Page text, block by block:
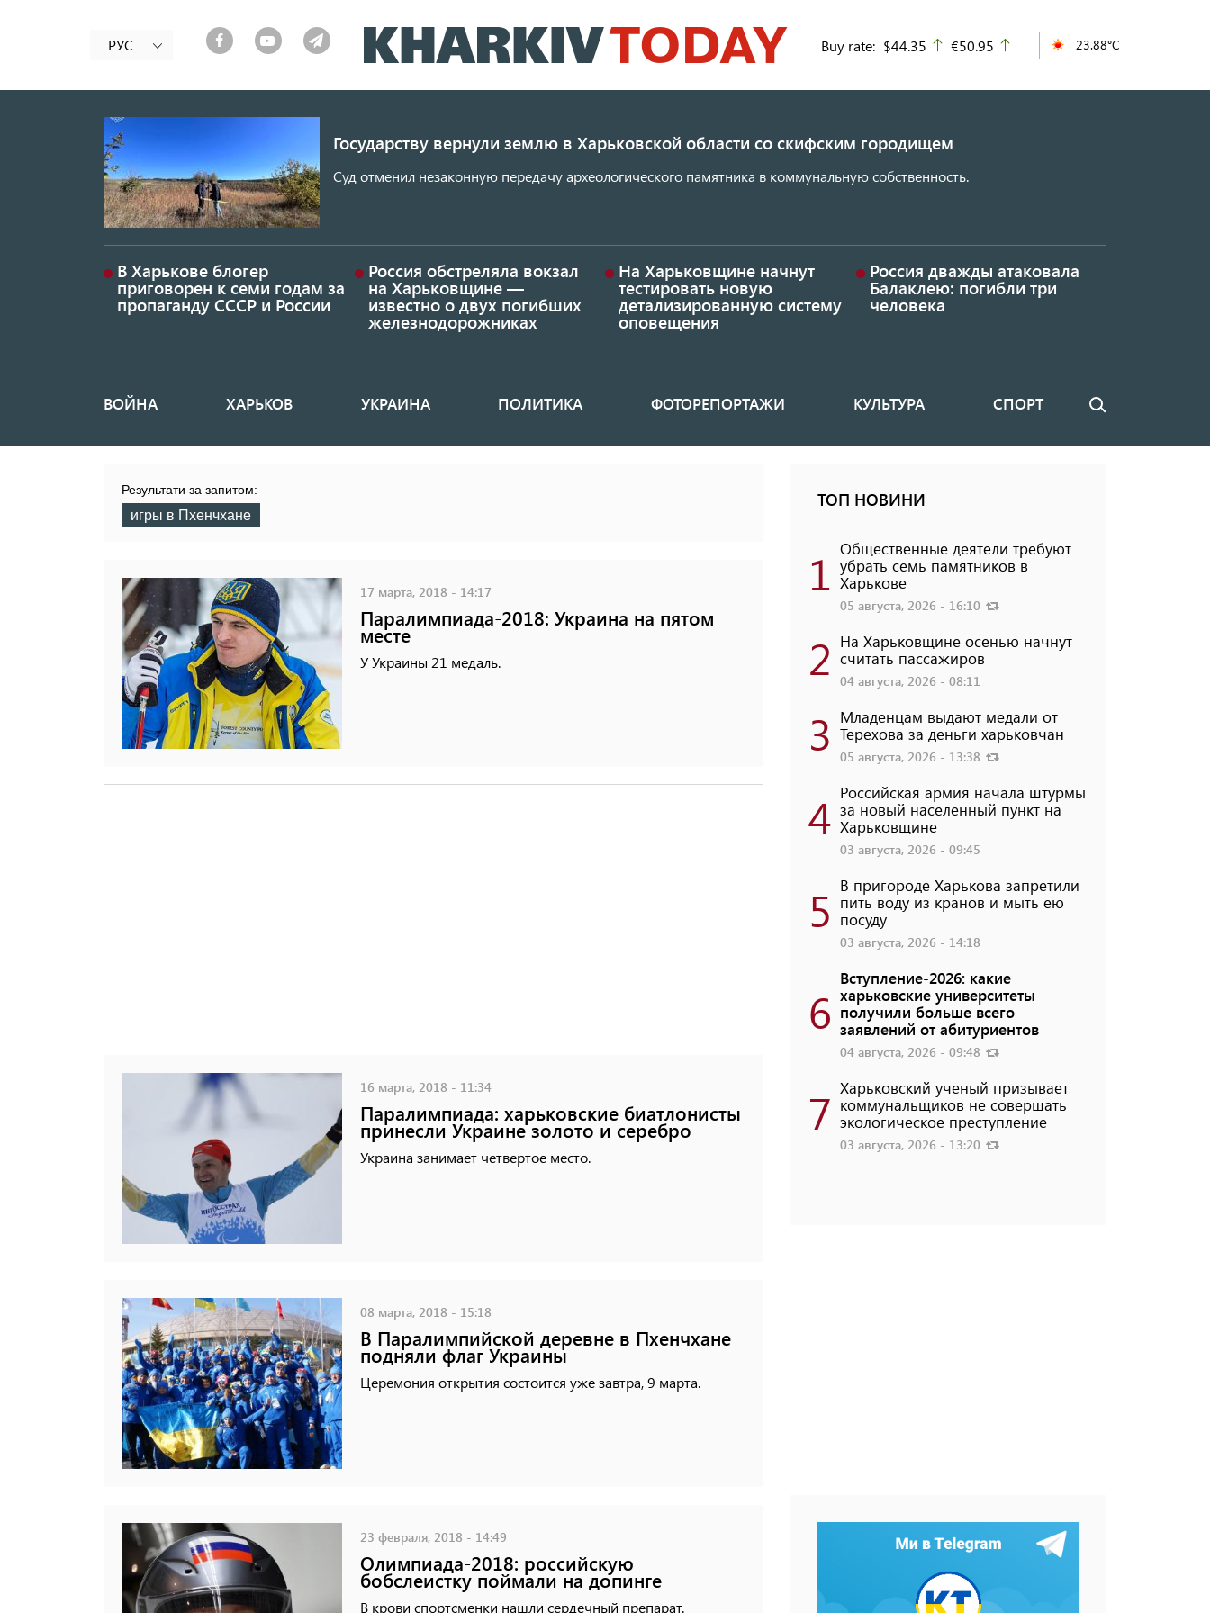
к
основному
РУС Buy rate: $44.35 up
€50.95 23.88°C
Государству вернули землю в Харьковской области со скифским городищем
Суд отменил незаконную передачу археологического памятника в коммунальную собственность.
В Харькове блогер
приговорен к семи годам за
пропаганду СССР и России
Россия обстреляла вокзал
на Харьковщине —
известно о двух погибших
железнодорожниках
На Харьковщине начнут
тестировать новую
детализированную систему
оповещения
Россия дважды атаковала
Балаклею: погибли три
человека
Основная
ВОЙНА ХАРЬКОВ УКРАИНА ПОЛИТИКА ФОТОРЕПОРТАЖИ КУЛЬТУРА СПОРТ Поиск
Результати за запитом:
игры в Пхенчхане
17 марта, 2018 - 14:17
Паралимпиада-2018: Украина на пятом
месте
У Украины 21 медаль.
16 марта, 2018 - 11:34
Паралимпиада: харьковские биатлонисты
принесли Украине золото и серебро
Украина занимает четвертое место.
08 марта, 2018 - 15:18
В Паралимпийской деревне в Пхенчхане
подняли флаг Украины
Церемония открытия состоится уже завтра, 9 марта.
23 февраля, 2018 - 14:49
Олимпиада-2018: российскую
бобслеистку поймали на допинге
В крови спортсменки нашли сердечный препарат.
ТОП НОВИНИ
1 Общественные деятели требуют
убрать семь памятников в
Харькове
05 августа, 2026 - 16:10
2 На Харьковщине осенью начнут
считать пассажиров
04 августа, 2026 - 08:11
3 Младенцам выдают медали от
Терехова за деньги харьковчан
05 августа, 2026 - 13:38
4 Российская армия начала штурмы
за новый населенный пункт на
Харьковщине
03 августа, 2026 - 09:45
5 В пригороде Харькова запретили
пить воду из кранов и мыть ею
посуду
03 августа, 2026 - 14:18
6
Вступление-2026: какие
харьковские университеты
получили больше всего
заявлений от абитуриентов
04 августа, 2026 - 09:48
7 Харьковский ученый призывает
коммунальщиков не совершать
экологическое преступление
03 августа, 2026 - 13:20